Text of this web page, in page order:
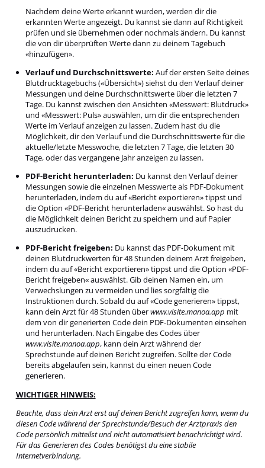
Nachdem deine Werte erkannt wurden, werden dir die
erkannten Werte angezeigt. Du kannst sie dann auf Richtigkeit
prüfen und sie übernehmen oder nochmals ändern. Du kannst
die von dir überprüften Werte dann zu deinem Tagebuch
«hinzufügen».
Verlauf und Durchschnittswerte: Auf der ersten Seite deines
Blutdrucktagebuchs («Übersicht») siehst du den Verlauf deiner
Messungen und deine Durchschnittswerte über die letzten 7
Tage. Du kannst zwischen den Ansichten «Messwert: Blutdruck»
und «Messwert: Puls» auswählen, um dir die entsprechenden
Werte im Verlauf anzeigen zu lassen. Zudem hast du die
Möglichkeit, dir den Verlauf und die Durchschnittswerte für die
aktuelle/letzte Messwoche, die letzten 7 Tage, die letzten 30
Tage, oder das vergangene Jahr anzeigen zu lassen.
PDF-Bericht herunterladen: Du kannst den Verlauf deiner
Messungen sowie die einzelnen Messwerte als PDF-Dokument
herunterladen, indem du auf «Bericht exportieren» tippst und
die Option «PDF-Bericht herunterladen« auswählst. So hast du
die Möglichkeit deinen Bericht zu speichern und auf Papier
auszudrucken.
PDF-Bericht freigeben: Du kannst das PDF-Dokument mit
deinen Blutdruckwerten für 48 Stunden deinem Arzt freigeben,
indem du auf «Bericht exportieren» tippst und die Option «PDF-
Bericht freigeben« auswählst. Gib deinen Namen ein, um
Verwechslungen zu vermeiden und lies sorgfältig die
Instruktionen durch. Sobald du auf «Code generieren» tippst,
kann dein Arzt für 48 Stunden überwww.visite.manoa.app mit
dem von dir generierten Code dein PDF-Dokumenten einsehen
und herunterladen. Nach Eingabe des Codes über
www.visite.manoa.app, kann dein Arzt während der
Sprechstunde auf deinen Bericht zugreifen. Sollte der Code
bereits abgelaufen sein, kannst du einen neuen Code
generieren.
WICHTIGER HINWEIS:
Beachte, dass dein Arzt erst auf deinen Bericht zugreifen kann, wenn du
diesen Code während der Sprechstunde/Besuch der Arztpraxis den
Code persönlich mitteilst und nicht automatisiert benachrichtigt wird.
Für das Generieren des Codes benötigst du eine stabile
Internetverbindung.